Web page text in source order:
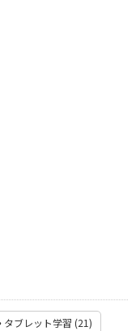
タブレット学習 (21)